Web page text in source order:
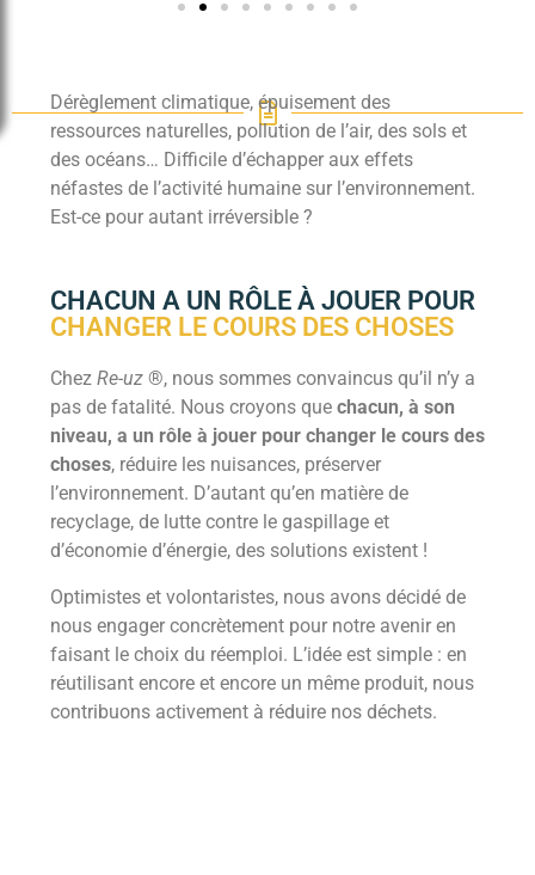
Dérèglement climatique, épuisement des
ressources naturelles, pollution de l’air, des sols et
des océans… Difficile d’échapper aux effets
néfastes de l’activité humaine sur l’environnement.
Est-ce pour autant irréversible ?
CHACUN A UN RÔLE À JOUER POUR
CHANGER LE COURS DES CHOSES
Chez Re-uz ®, nous sommes convaincus qu’il n’y a
pas de fatalité. Nous croyons que chacun, à son
niveau, a un rôle à jouer pour changer le cours des
choses, réduire les nuisances, préserver
l’environnement. D’autant qu’en matière de
recyclage, de lutte contre le gaspillage et
d’économie d’énergie, des solutions existent !
Optimistes et volontaristes, nous avons décidé de
nous engager concrètement pour notre avenir en
faisant le choix du réemploi. L’idée est simple : en
réutilisant encore et encore un même produit, nous
contribuons activement à réduire nos déchets.